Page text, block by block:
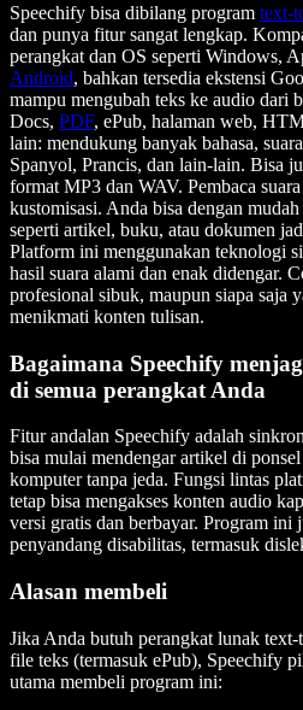
Speechify bisa dibilang program text-
dan punya fitur sangat lengkap.
perangkat dan OS seperti Windows,
Android, bahkan tersedia ekstensi
mampu mengubah teks ke audio dari
Docs, PDF, ePub, halaman web,
lain: mendukung banyak bahasa,
Spanyol, Prancis, dan lain-lain. Bisa
format MP3 dan WAV. Pembaca
kustomisasi. Anda bisa dengan
seperti artikel, buku, atau dokumen
Platform ini menggunakan teknologi
hasil suara alami dan enak didengar.
profesional sibuk, maupun siapa saja
menikmati konten tulisan.
Bagaimana Speechify
di semua perangkat Anda
Fitur andalan Speechify adalah
bisa mulai mendengar artikel di
komputer tanpa jeda. Fungsi lintas
tetap bisa mengakses konten audio
versi gratis dan berbayar. Program ini
penyandang disabilitas, termasuk
Alasan membeli
Jika Anda butuh perangkat lunak text-
file teks (termasuk ePub), Speechify
utama membeli program ini: